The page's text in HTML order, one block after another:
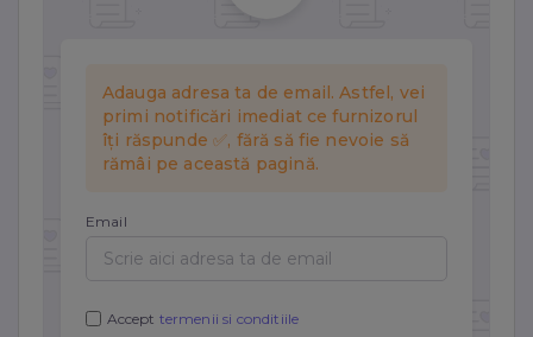
Statistici
Cookie-urile de statistici ne ajută să înțelegem cum
interacționezi cu site-ul, colectând informații anonime.
Marketing
Folosim Meta (Facebook) Pixel și TikTok Pixel.